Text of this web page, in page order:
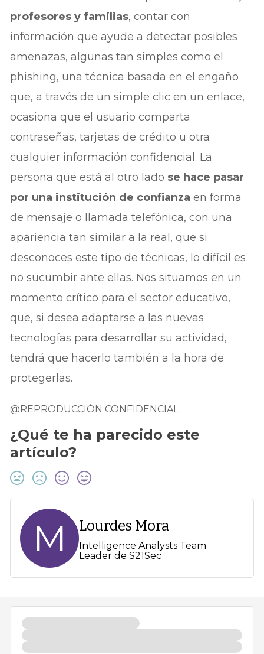
profesores y familias, contar con
información que ayude a detectar posibles
amenazas, algunas tan simples como el
phishing, una técnica basada en el engaño
que, a través de un simple clic en un enlace,
ocasiona que el usuario comparta
contraseñas, tarjetas de crédito u otra
cualquier información confidencial. La
persona que está al otro lado se hace pasar
por una institución de confianza en forma
de mensaje o llamada telefónica, con una
apariencia tan similar a la real, que si
desconoces este tipo de técnicas, lo difícil es
no sucumbir ante ellas. Nos situamos en un
momento crítico para el sector educativo,
que, si desea adaptarse a las nuevas
tecnologías para desarrollar su actividad,
tendrá que hacerlo también a la hora de
protegerlas.
@REPRODUCCIÓN CONFIDENCIAL
¿Qué te ha parecido este
artículo?
M Lourdes Mora
Intelligence Analysts Team
Leader de S21Sec